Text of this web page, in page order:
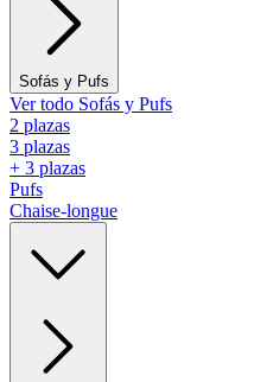
Sofás y Pufs
Ver todo Sofás y Pufs
2 plazas
3 plazas
+ 3 plazas
Pufs
Chaise-longue